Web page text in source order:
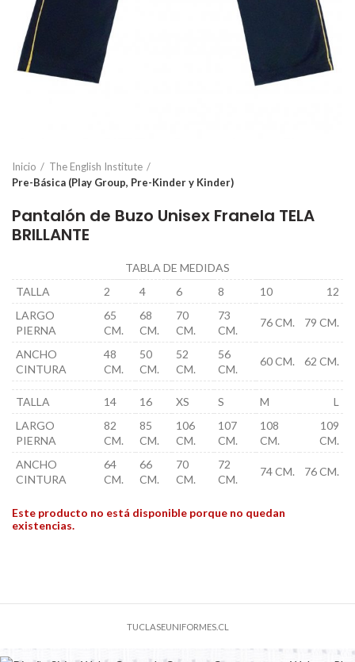
Inicio
The English Institute
Pre-Básica (Play Group, Pre-Kinder y Kinder)
Pantalón de Buzo Unisex Franela TELA
BRILLANTE
TABLA DE MEDIDAS
TALLA
2 4 6 8 10
12
LARGO
PIERNA
65
CM.
68
CM.
70
CM.
73
CM.
76 CM. 79 CM.
ANCHO
CINTURA
48
CM.
50
CM.
52
CM.
56
CM.
60 CM. 62 CM.
TALLA 14 16 XS S M
L
LARGO
PIERNA
82
CM.
85
CM.
106
CM.
107
CM.
108
CM.
109
CM.
ANCHO
CINTURA
64
CM.
66
CM.
70
CM.
72
CM.
74 CM. 76 CM.
Este producto no está disponible porque no quedan
existencias.
TUCLASEUNIFORMES.CL